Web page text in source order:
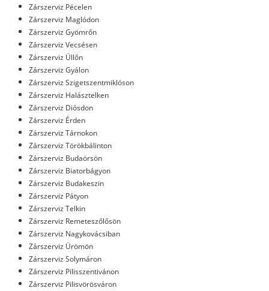
Zárszerviz Pécelen
Zárszerviz Maglódon
Zárszerviz Gyömrőn
Zárszerviz Vecsésen
Zárszerviz Üllőn
Zárszerviz Gyálon
Zárszerviz Szigetszentmiklóson
Zárszerviz Halásztelken
Zárszerviz Diósdon
Zárszerviz Érden
Zárszerviz Tárnokon
Zárszerviz Törökbálinton
Zárszerviz Budaörsön
Zárszerviz Biatorbágyon
Zárszerviz Budakeszin
Zárszerviz Pátyon
Zárszerviz Telkin
Zárszerviz Remeteszőlősön
Zárszerviz Nagykovácsiban
Zárszerviz Ürömön
Zárszerviz Solymáron
Zárszerviz Pilisszentivánon
Zárszerviz Pilisvörösváron